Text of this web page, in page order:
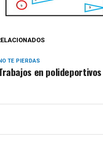
TE PIERDAS
en polideportivos